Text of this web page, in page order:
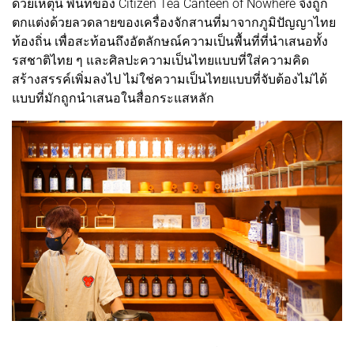
ด้วยเหตุนี้ พื้นที่ของ Citizen Tea Canteen of Nowhere จึงถูก
ตกแต่งด้วยลวดลายของเครื่องจักสานที่มาจากภูมิปัญญาไทย
ท้องถิ่น เพื่อสะท้อนถึงอัตลักษณ์ความเป็นพื้นที่ที่นำเสนอทั้ง
รสชาติไทย ๆ และศิลปะความเป็นไทยแบบที่ใส่ความคิด
สร้างสรรค์เพิ่มลงไป ไม่ใช่ความเป็นไทยแบบที่จับต้องไม่ได้
แบบที่มักถูกนำเสนอในสื่อกระแสหลัก